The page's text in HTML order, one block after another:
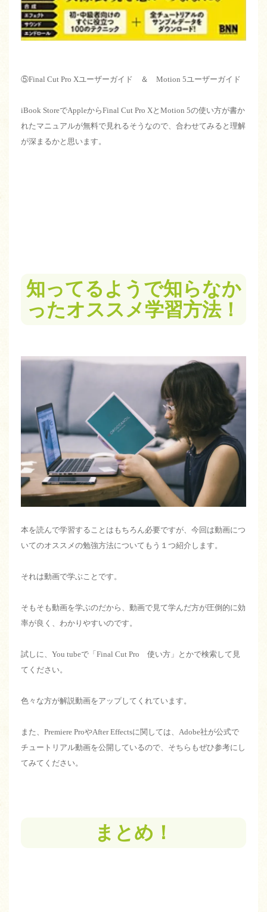
⑤Final Cut Pro Xユーザーガイド ＆ Motion 5ユーザーガイド
iBook StoreでAppleからFinal Cut Pro XとMotion 5の使い方が書か
れたマニュアルが無料で見れるそうなので、合わせてみると理解
が深まるかと思います。
知ってるようで知らなか
ったオススメ学習方法！
本を読んで学習することはもちろん必要ですが、今回は動画につ
いてのオススメの勉強方法についてもう１つ紹介します。
それは動画で学ぶことです。
そもそも動画を学ぶのだから、動画で見て学んだ方が圧倒的に効
率が良く、わかりやすいのです。
試しに、You tubeで「Final Cut Pro 使い方」とかで検索して見
てください。
色々な方が解説動画をアップしてくれています。
また、Premiere ProやAfter Effectsに関しては、Adobe社が公式で
チュートリアル動画を公開しているので、そちらもぜひ参考にし
てみてください。
まとめ！